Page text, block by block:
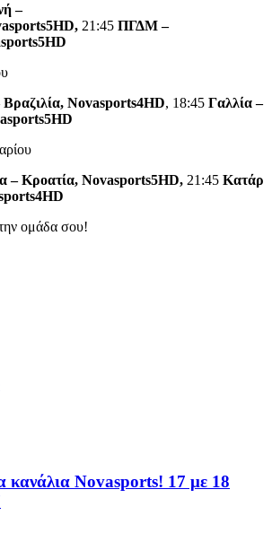
–
5HD, 21:45 ΠΓΔΜ –
5HD
Novasports4HD, 18:45 Γαλλία –
5HD
– Κροατία, Novasports5HD, 21:45 Κατάρ
4HD
ομάδα σου!
κανάλια Novasports! 17 με 18